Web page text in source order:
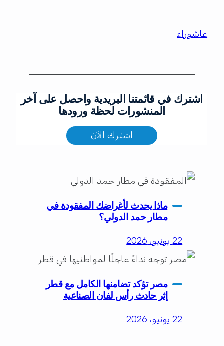
عاشوراء
اشترك في قائمتنا البريدية واحصل على آخر
المنشورات لحظة ورودها
اشترك الآن
ماذا يحدث لأغراضك المفقودة في
مطار حمد الدولي؟
22 يونيو، 2026
مصر تؤكد تضامنها الكامل مع قطر
إثر حادث رأس لفان الصناعية
22 يونيو، 2026